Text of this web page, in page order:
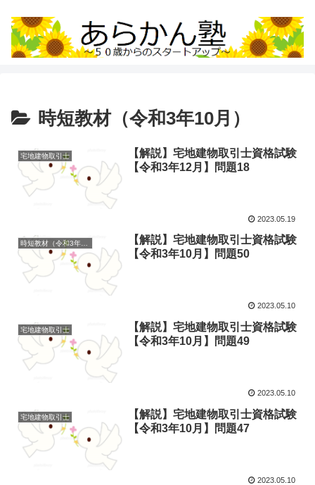
時短教材（令和3年10月）
宅地建物取引士
【解説】宅地建物取引士資格試験
【令和3年12月】問題18
2023.05.19
時短教材（令和3年10月）
【解説】宅地建物取引士資格試験
【令和3年10月】問題50
2023.05.10
宅地建物取引士
【解説】宅地建物取引士資格試験
【令和3年10月】問題49
2023.05.10
宅地建物取引士
【解説】宅地建物取引士資格試験
【令和3年10月】問題47
2023.05.10